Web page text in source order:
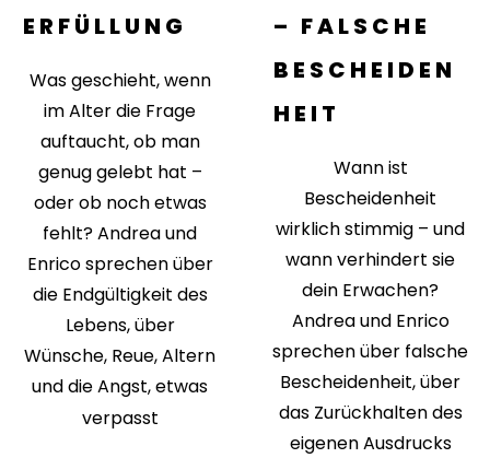
ERFÜLLUNG
Was geschieht, wenn
im Alter die Frage
auftaucht, ob man
genug gelebt hat –
oder ob noch etwas
fehlt? Andrea und
Enrico sprechen über
die Endgültigkeit des
Lebens, über
Wünsche, Reue, Altern
und die Angst, etwas
verpasst
– FALSCHE
BESCHEIDEN
HEIT
Wann ist
Bescheidenheit
wirklich stimmig – und
wann verhindert sie
dein Erwachen?
Andrea und Enrico
sprechen über falsche
Bescheidenheit, über
das Zurückhalten des
eigenen Ausdrucks